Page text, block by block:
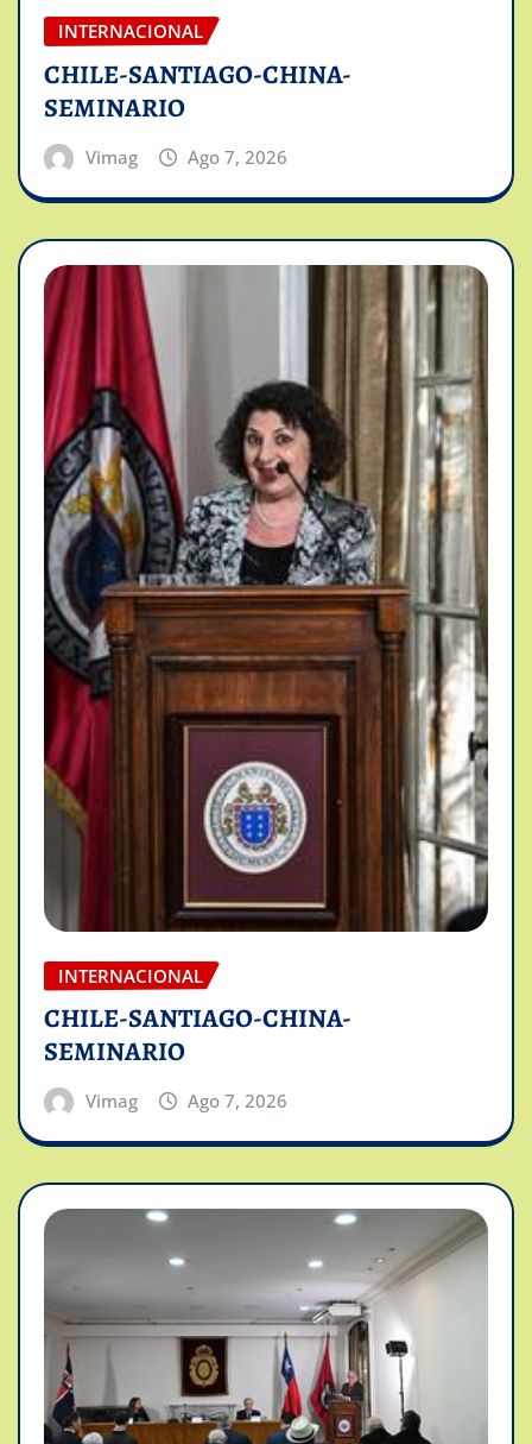
INTERNACIONAL
CHILE-SANTIAGO-CHINA-
SEMINARIO
Vimag Ago 7, 2026
INTERNACIONAL
CHILE-SANTIAGO-CHINA-
SEMINARIO
Vimag Ago 7, 2026